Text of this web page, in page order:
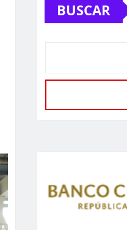
BUSCAR